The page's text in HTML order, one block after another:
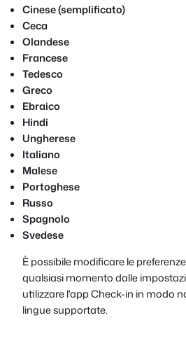
Cinese (semplificato)
Ceca
Olandese
Francese
Tedesco
Greco
Ebraico
Hindi
Ungherese
Italiano
Malese
Portoghese
Russo
Spagnolo
Svedese
È possibile modificare le
qualsiasi momento dalle
utilizzare l'app Check-in in modo
lingue supportate.